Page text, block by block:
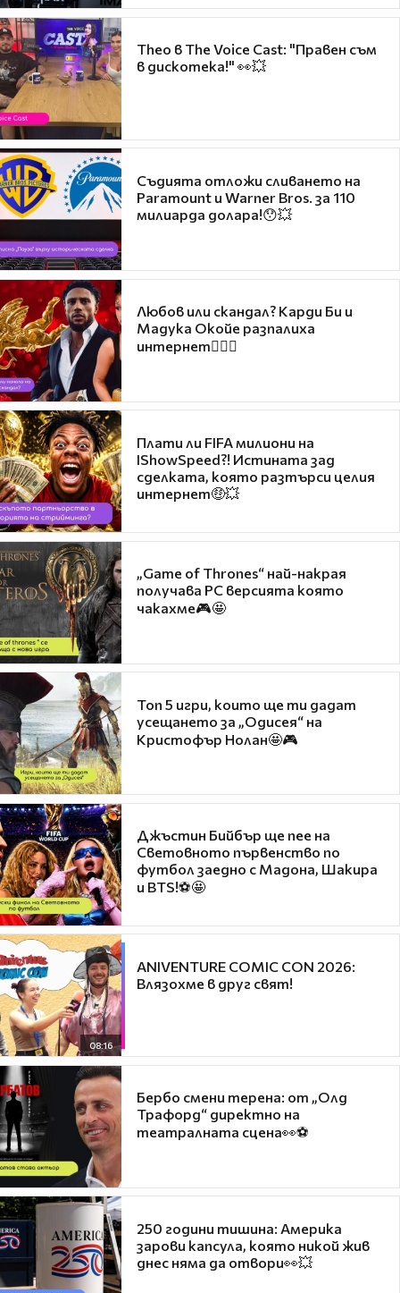
Theo в The Voice Cast: "Правен съм
в дискотека!" 👀💥
Съдията отложи сливането на
Paramount и Warner Bros. за 110
милиарда долара!😯💥
Любов или скандал? Карди Би и
Мадука Окойе разпалиха
интернет❤️‍🔥🔥
Плати ли FIFA милиони на
IShowSpeed?! Истината зад
сделката, която разтърси целия
интернет🤑💥
„Game of Thrones“ най-накрая
получава PC версията която
чакахме🎮🤩
Топ 5 игри, които ще ти дадат
усещането за „Одисея“ на
Кристофър Нолан🤩🎮
Джъстин Бийбър ще пее на
Световното първенство по
футбол заедно с Мадона, Шакира
и BTS!⚽🤩
08:16
ANIVENTURE COMIC CON 2026:
Влязохме в друг свят!
Бербо смени терена: от „Олд
Трафорд“ директно на
театралната сцена👀⚽
250 години тишина: Америка
зарови капсула, която никой жив
днес няма да отвори👀💥